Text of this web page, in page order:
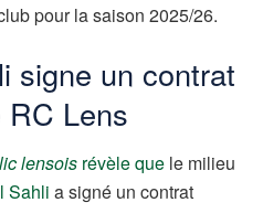
pour la saison 2025/26.
signe un contrat
RC Lens
lensois révèle que le milieu
Sahli a signé un contrat